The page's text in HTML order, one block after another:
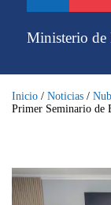
contenidoMinisterio de
Inicio / Noticias /
Primer Seminario de